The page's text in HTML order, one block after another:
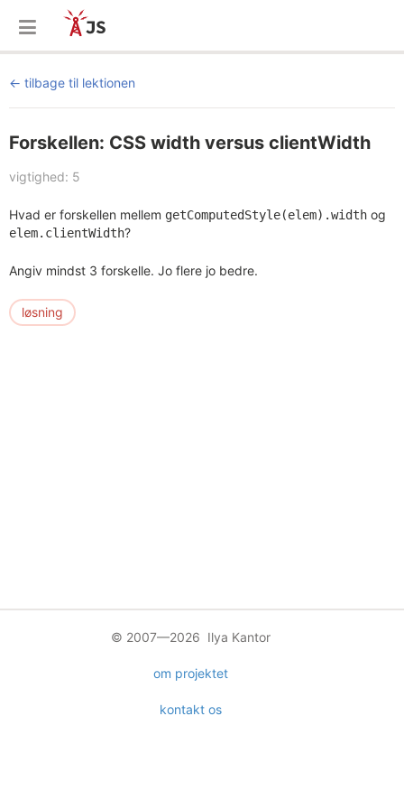
tilbage til lektionen
Forskellen: CSS width versus clientWidth
vigtighed: 5
Hvad er forskellen mellem getComputedStyle(elem).width og
elem.clientWidth?
Angiv mindst 3 forskelle. Jo flere jo bedre.
løsning
© 2007—2026 Ilya Kantor
om projektet
kontakt os